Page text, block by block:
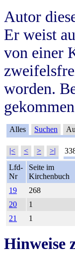
Autor
Er weist
von einer
worden.
Alles Suchen
|< < > >|
Lfd-
Nr
Seite im
Kirchenbuch
19
268
20
1
21
1
Hinweise